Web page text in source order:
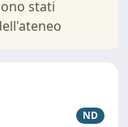
stati
ND